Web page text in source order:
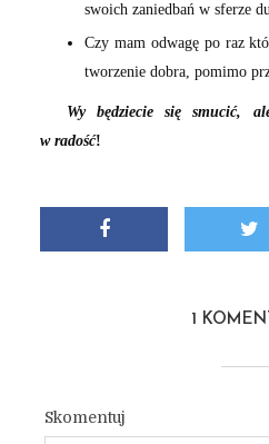
swoich zaniedbań w sferze
Czy mam odwagę po raz
tworzenie dobra, pomimo
Wy będziecie się smucić,
w radość!
1
Skomentuj